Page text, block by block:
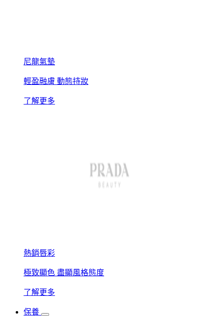
尼龍氣墊
輕盈融膚 動態持妝
了解更多
熱銷唇彩
極致顯色 盡顯風格態度
了解更多
保養